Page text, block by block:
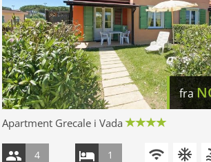
fra
Apartment Grecale i Vada
4 1